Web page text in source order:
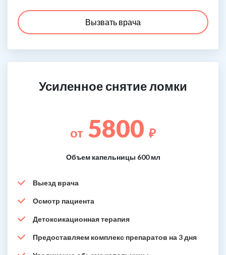
Вызвать врача
Усиленное снятие ломки
от 5800 ₽
Объем капельницы 600 мл
Выезд врача
Осмотр пациента
Детоксикационная терапия
Предоставляем комплекс препаратов на 3 дня